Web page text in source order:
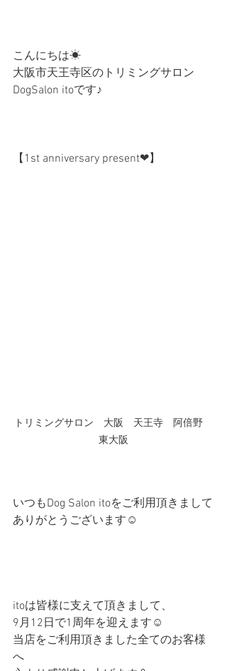
こんにちは☀︎
大阪市天王寺区のトリミングサロン
DogSalon itoです♪
【1st anniversary present❤︎】
トリミングサロン　大阪　天王寺　阿倍野
東大阪
いつもDog Salon itoをご利用頂きまして
ありがとうございます☺︎
itoは皆様に支えて頂きまして、
9月12日で1周年を迎えます☺︎
当店をご利用頂きました全てのお客様
へ